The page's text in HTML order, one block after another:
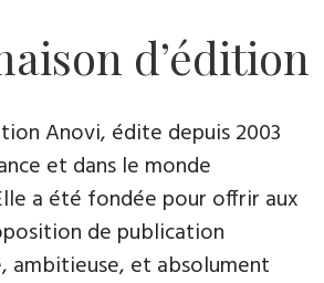
d’édition
Anovi, édite depuis 2003
et dans le monde
a été fondée pour offrir aux
de publication
ambitieuse, et absolument